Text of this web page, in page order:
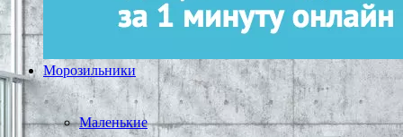
Морозильники
Маленькие